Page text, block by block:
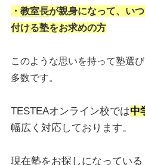
・ 教室長が親身になって、い
付ける塾をお求めの方
このような思いを持って塾選
多数です。
TESTEAオンライン校では中
幅広く対応しております。
現在塾をお探しになっている